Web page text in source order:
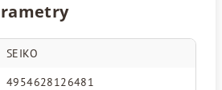
SEIKO
4954628126481